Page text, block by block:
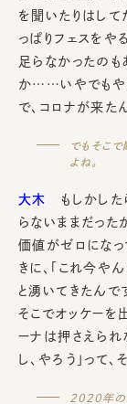
を聞いたりはして
っぱりフェスをや
足らなかったのも
か……いやでもや
で、コロナが来た
でもそこ
よね。
大木
もしかした
らないままだった
価値がゼロになっ
きに、「これ今や
と湧いてきたんで
そこでオッケーを
ーナは押さえられ
し、やろう」って
2020年の